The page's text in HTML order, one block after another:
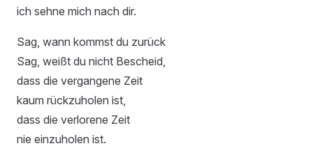
ich sehne mich nach dir.
Sag, wann kommst du zurück
Sag, weißt du nicht Bescheid,
dass die vergangene Zeit
kaum rückzuholen ist,
dass die verlorene Zeit
nie einzuholen ist.